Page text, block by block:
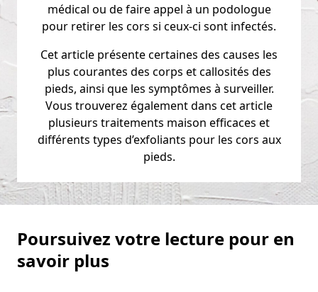
médical ou de faire appel à un podologue
pour retirer les cors si ceux-ci sont infectés.
Cet article présente certaines des causes les
plus courantes des corps et callosités des
pieds, ainsi que les symptômes à surveiller.
Vous trouverez également dans cet article
plusieurs traitements maison efficaces et
différents types d’exfoliants pour les cors aux
pieds.
Poursuivez votre lecture pour en
savoir plus